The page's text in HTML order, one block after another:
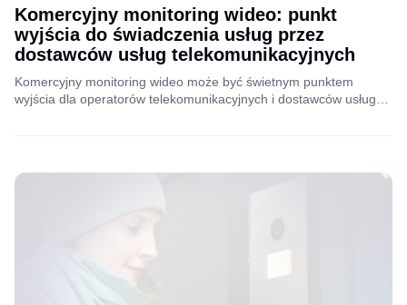
Komercyjny monitoring wideo: punkt
wyjścia do świadczenia usług przez
dostawców usług telekomunikacyjnych
Komercyjny monitoring wideo może być świetnym punktem
wyjścia dla operatorów telekomunikacyjnych i dostawców usług